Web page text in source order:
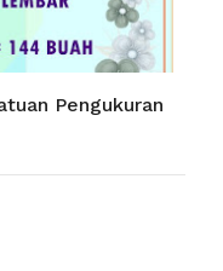
Pengukuran